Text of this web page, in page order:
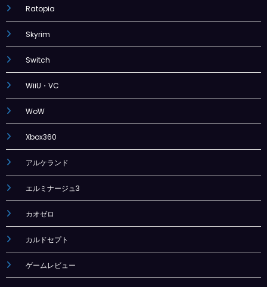
Ratopia
Skyrim
Switch
WiiU・VC
WoW
Xbox360
アルケランド
エルミナージュ3
カオゼロ
カルドセプト
ゲームレビュー